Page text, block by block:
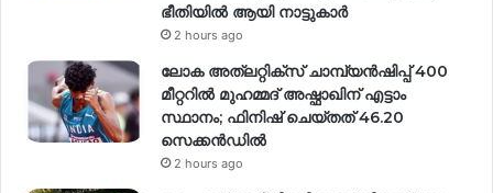
ഭീതിയിൽ ആയി നാട്ടുകാർ
2 hours ago
ലോക അത്‌ലറ്റിക്‌സ് ചാമ്പ്യൻഷിപ്പ് 400
മീറ്ററിൽ മുഹമ്മദ് അഷ്ഫാഖിന് എട്ടാം
സ്ഥാനം; ഫിനിഷ് ചെയ്തത് 46.20
സെക്കൻഡിൽ
2 hours ago